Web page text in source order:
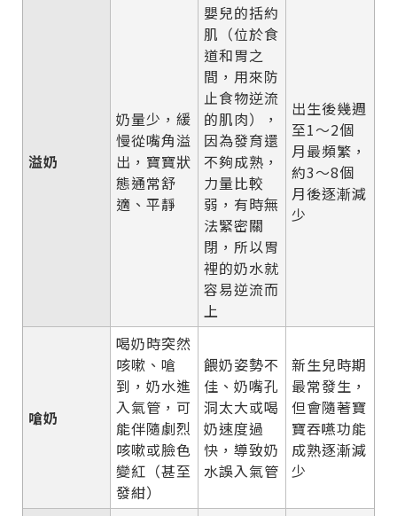
溢奶
奶量少，緩
慢從嘴角溢
出，寶寶狀
態通常舒
適、平靜
嬰兒的括約
肌（位於食
道和胃之
間，用來防
止食物逆流
的肌肉），
因為發育還
不夠成熟，
力量比較
弱，有時無
法緊密關
閉，所以胃
裡的奶水就
容易逆流而
上
出生後幾週
至1～2個
月最頻繁，
約3～8個
月後逐漸減
少
嗆奶
喝奶時突然
咳嗽、嗆
到，奶水進
入氣管，可
能伴隨劇烈
咳嗽或臉色
變紅（甚至
發紺）
餵奶姿勢不
佳、奶嘴孔
洞太大或喝
奶速度過
快，導致奶
水誤入氣管
新生兒時期
最常發生，
但會隨著寶
寶吞嚥功能
成熟逐漸減
少